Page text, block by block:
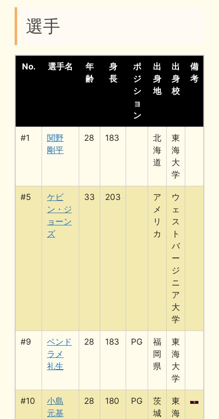
選手
No. 選手名
年
齢
身
長
ポ
ジ
シ
ョ
ン
出
身
地
出
身
校
備
考
#1
関野
剛平
28 183
北
海
道
東
海
大
学
#5
ケビ
ン・ジ
ョーン
ズ
33 203
ア
メ
リ
カ
ウ
ェ
ス
ト
バ
ー
ジ
ニ
ア
大
学
#9
ベンド
ラメ
礼生
28 183 PG
福
岡
県
東
海
大
学
#10
小島
元基
28 180 PG
茨
城
東
海